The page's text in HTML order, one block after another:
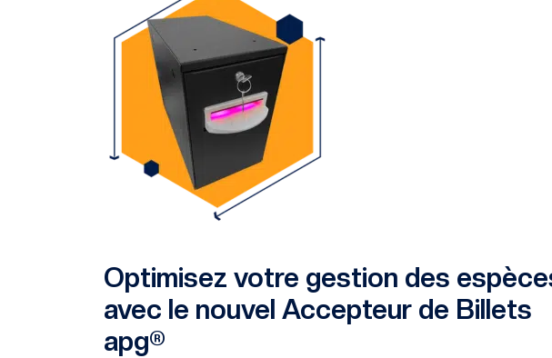
Optimisez votre gestion des
avec le nouvel Accepteur de Billets
apg®